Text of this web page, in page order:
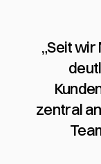
„Seit
zentral